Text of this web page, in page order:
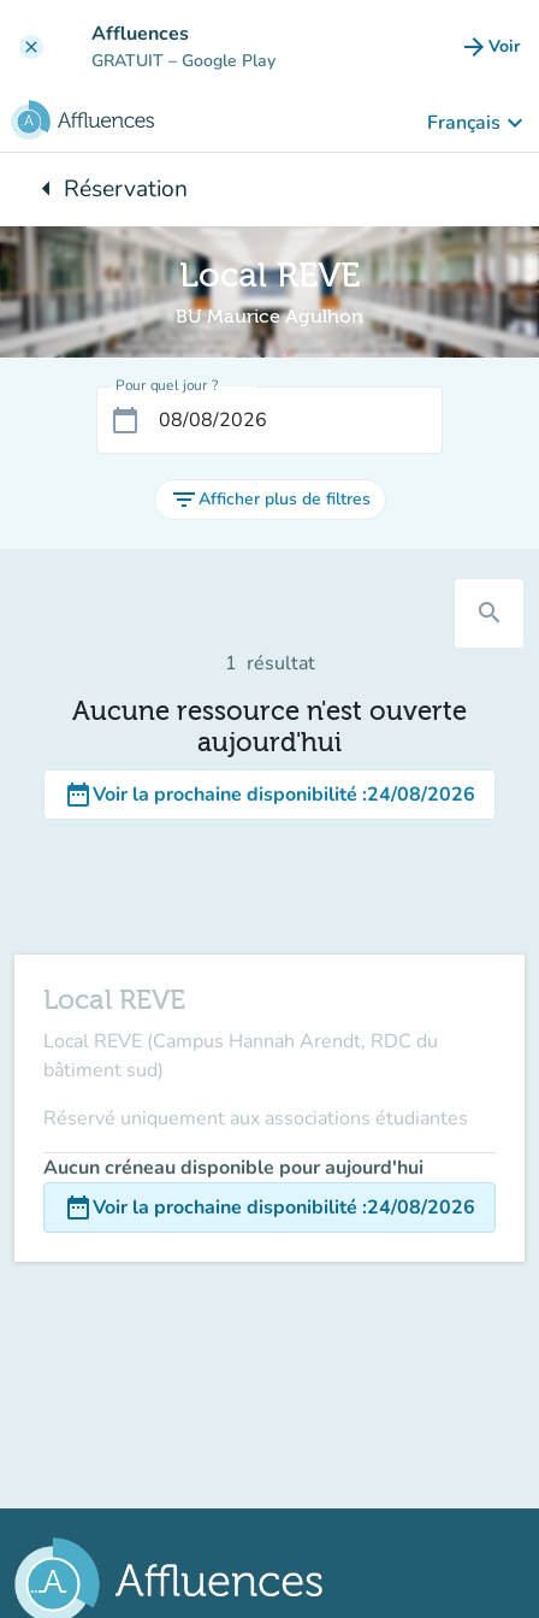
clear Affluences
GRATUIT – Google Play arrow_forward Voir
Français keyboard_arrow_down
arrow_leftRetour à :
Réservation
Local REVE
BU Maurice Agulhon
Pour quel jour ?
calendar_today
filter_listAfficher plus de filtres
search
1 résultat
Aucune ressource n'est ouverte
aujourd'hui
date_rangeVoir la prochaine disponibilité :24/08/2026
Local REVE
Local REVE (Campus Hannah Arendt, RDC du
bâtiment sud)
Réservé uniquement aux associations étudiantes
Aucun créneau disponible pour aujourd'hui
date_rangeVoir la prochaine disponibilité :24/08/2026